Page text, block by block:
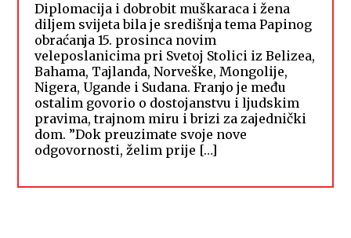
Diplomacija i dobrobit muškaraca i žena
diljem svijeta bila je središnja tema Papinog
obraćanja 15. prosinca novim
veleposlanicima pri Svetoj Stolici iz Belizea,
Bahama, Tajlanda, Norveške, Mongolije,
Nigera, Ugande i Sudana. Franjo je među
ostalim govorio o dostojanstvu i ljudskim
pravima, trajnom miru i brizi za zajednički
dom. ”Dok preuzimate svoje nove
odgovornosti, želim prije […]